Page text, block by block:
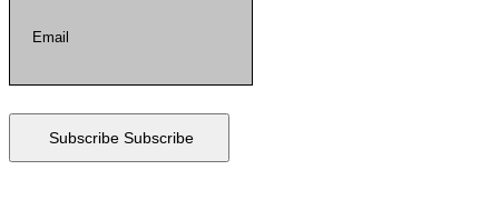
Subscribe Subscribe